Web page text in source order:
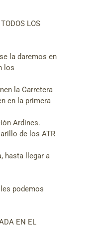
LOS
la daremos en
los
la Carretera
en la primera
Ardines.
de los ATR
hasta llegar a
podemos
EN EL